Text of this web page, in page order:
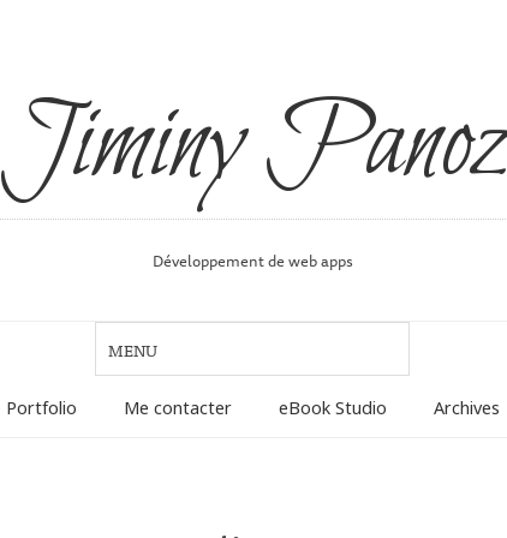
Jiminy Panoz
Développement de web apps
Portfolio Me contacter eBook Studio Archives